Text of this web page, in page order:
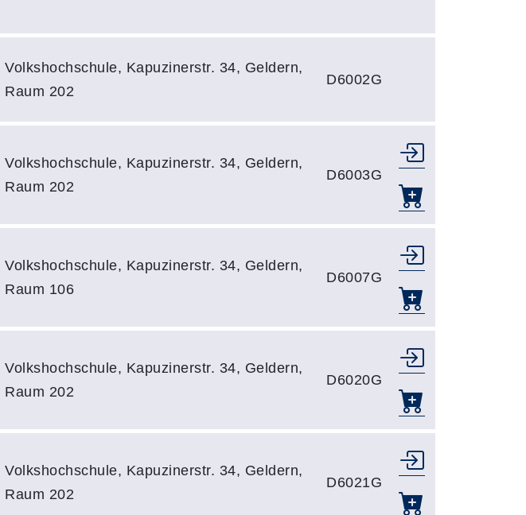
Volkshochschule, Kapuzinerstr. 34, Geldern,
Raum 202
D6002G
Volkshochschule, Kapuzinerstr. 34, Geldern,
Raum 202
D6003G
Volkshochschule, Kapuzinerstr. 34, Geldern,
Raum 106
D6007G
Volkshochschule, Kapuzinerstr. 34, Geldern,
Raum 202
D6020G
Volkshochschule, Kapuzinerstr. 34, Geldern,
Raum 202
D6021G